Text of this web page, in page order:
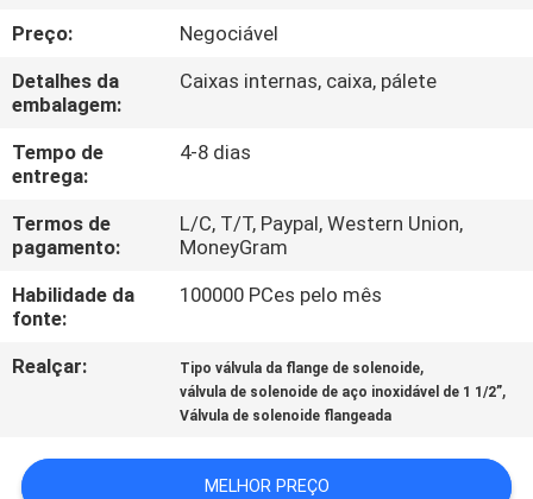
CONTROLE
DE
QUALIDADE
CONTACTE-
NOS
SOLICITE UM
ORÇAMENTO
NEWS
Preço:
Negociável
Detalhes da
embalagem:
Caixas internas, caixa, pálete
Tempo de
entrega:
4-8 dias
Termos de
pagamento:
L/C, T/T, Paypal, Western Union,
MoneyGram
Habilidade da
fonte:
100000 PCes pelo mês
Realçar: Tipo válvula da flange de solenoide,
válvula de solenoide de aço inoxidável de 1 1/2”,
Válvula de solenoide flangeada
MELHOR PREÇO